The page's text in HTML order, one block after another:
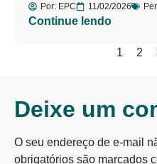
Por: EPC 11/02/2026
Continue lendo
1 2
Deixe um
O seu endereço de e-mail
obrigatórios são marcados